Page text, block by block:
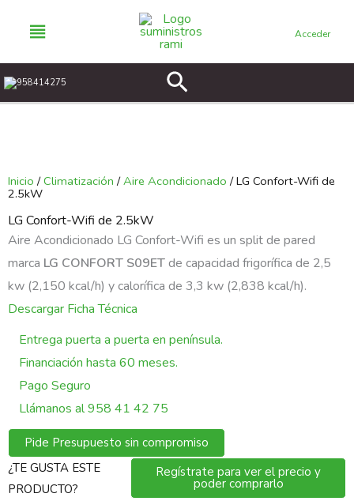
Acceder
958414275 Buscar
Inicio /Climatización /Aire Acondicionado / LG Confort-Wifi de
2.5kW
LG Confort-Wifi de 2.5kW
Aire Acondicionado LG Confort-Wifi es un split de pared
marca LG CONFORT S09ETde capacidad frigorífica de 2,5
kw (2,150 kcal/h) y calorífica de 3,3 kw (2,838 kcal/h).
Descargar Ficha Técnica
Entrega puerta a puerta en península.
Financiación hasta 60 meses.
Pago Seguro
Llámanos al 958 41 42 75
Pide Presupuesto sin compromiso
¿TE GUSTA ESTE
PRODUCTO?
Regístrate para ver el precio y
poder comprarlo